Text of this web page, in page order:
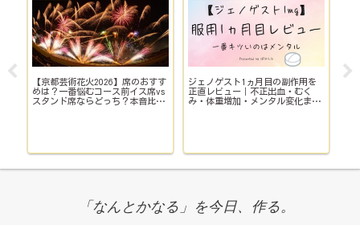
【京都芸術花火2026】席のおすす
めは？一番悩むコース前イス席vs
スタンド席ならどっち？本音比
ジェノゲスト1ヵ月目の副作用を
正直レビュー｜不正出血・むく
み・体重増加・メンタル変化まで
「なんとかなる」を今日、作る。